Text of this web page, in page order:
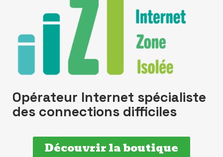
Opérateur Internet spécialiste
des connections difficiles
Découvrir la boutique